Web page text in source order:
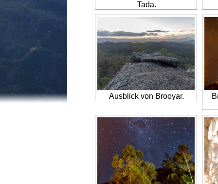
Tada.
Ausblick von Brooyar.